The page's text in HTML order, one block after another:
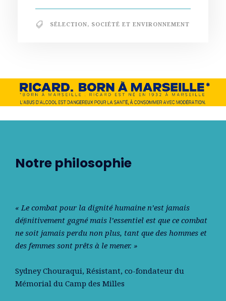
SÉLECTION, SOCIÉTÉ ET ENVIRONNEMENT
Notre philosophie
« Le combat pour la dignité humaine n’est jamais
déﬁnitivement gagné mais l’essentiel est que ce combat
ne soit jamais perdu non plus, tant que des hommes et
des femmes sont prêts à le mener. »
Sydney Chouraqui, Résistant, co-fondateur du
Mémorial du Camp des Milles